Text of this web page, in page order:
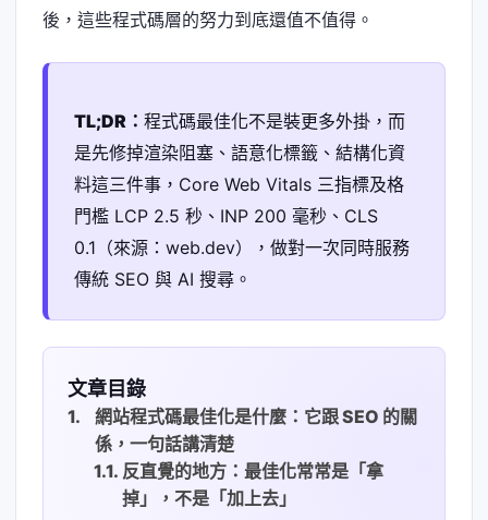
後，這些程式碼層的努力到底還值不值得。
TL;DR： 程式碼最佳化不是裝更多外掛，而
是先修掉渲染阻塞、語意化標籤、結構化資
料這三件事，Core Web Vitals 三指標及格
門檻 LCP 2.5 秒、INP 200 毫秒、CLS
0.1（來源：web.dev），做對一次同時服務
傳統 SEO 與 AI 搜尋。
文章目錄
網站程式碼最佳化是什麼：它跟 SEO 的關
係，一句話講清楚
反直覺的地方：最佳化常常是「拿
掉」，不是「加上去」